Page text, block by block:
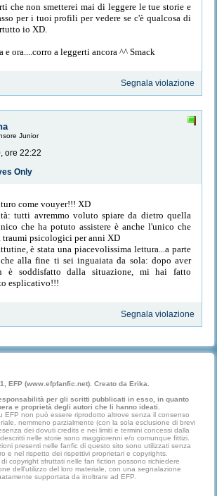
che non smetterei mai di leggere le tue storie e
per i tuoi profili per vedere se c'è qualcosa di
io XD.
ora....corro a leggerti ancora ^^ Smack
Segnala violazione
Junior
ore 22:22
Only
come vouyer!!! XD
tutti avremmo voluto spiare da dietro quella
che ha potuto assistere è anche l'unico che
traumi psicologici per anni XD
è stata una piacevolissima lettura...a parte
alla fine ti sei inguaiata da sola: dopo aver
è soddisfatto dalla situazione, mi hai fatto
esplicativo!!!
Segnala violazione
EFP (www.efpfanfic.net). Creato da Erika.
per gli scritti pubblicati in esso, in quanto
e proprietà degli autori che li hanno ideati.
EFP non può essere riprodotto altrove senza il consenso
nemmeno parzialmente (con la sola esclusione di brevi
dei dovuti credits e nei limiti e termini concessi dalla
nelle storie sono maggiorenni e/o comunque fittizi.
presenti nelle fanfic di questo sito sono utilizzati senza
e nel rispetto dei rispettivi proprietari e copyrights.
di copyright sfruttati nelle fan fiction possono richiedere
dell'utilizzo del loro materiale, con una segnalazione
supportata da inoltrare ad EFP.